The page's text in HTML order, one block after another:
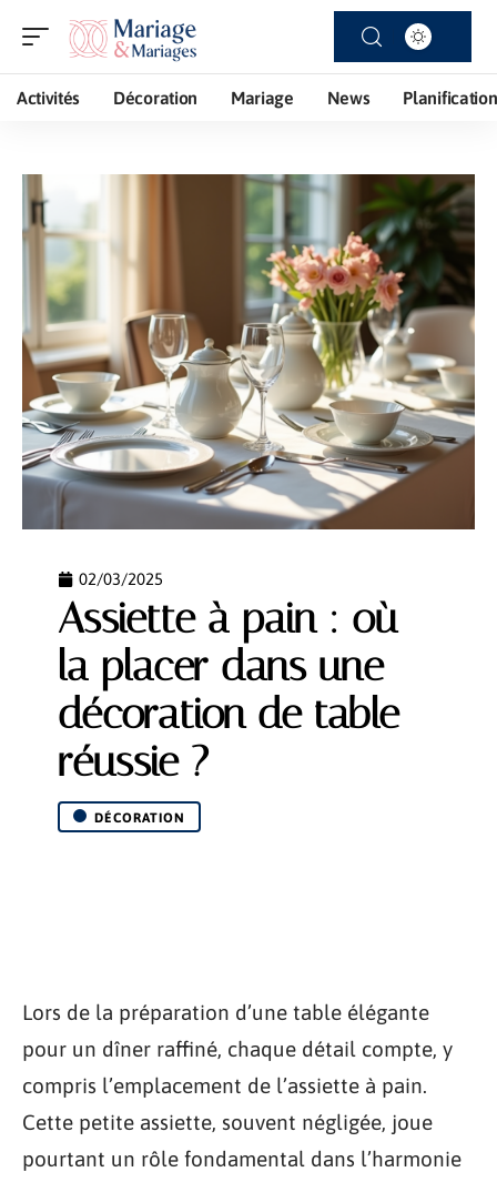
Activités Décoration Mariage News Planification
02/03/2025
Assiette à pain : où
la placer dans une
décoration de table
réussie ?
DÉCORATION
Lors de la préparation d’une table élégante
pour un dîner raffiné, chaque détail compte, y
compris l’emplacement de l’assiette à pain.
Cette petite assiette, souvent négligée, joue
pourtant un rôle fondamental dans l’harmonie